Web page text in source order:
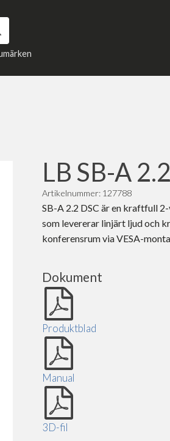
LB SB-A
Artikelnummer: 127788
SB-A 2.2 DSC är en kraftfull
som levererar linjärt ljud och
konferensrum via VESA-
Dokument
Produktblad
Manual
3D-fil